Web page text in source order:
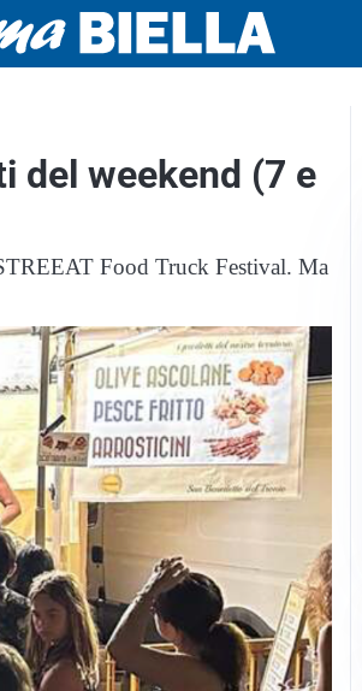
del weekend (7 e
Food Truck Festival. Ma